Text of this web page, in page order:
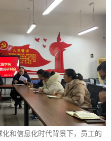
和信息化时代背景下，员工的